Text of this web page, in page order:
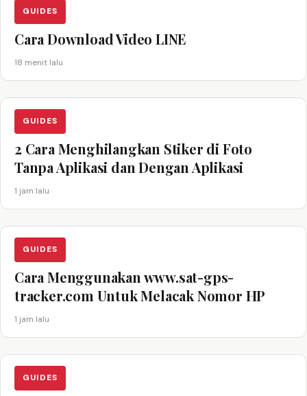
GUIDES
Cara Download Video LINE
18 menit lalu
GUIDES
2 Cara Menghilangkan Stiker di Foto
Tanpa Aplikasi dan Dengan Aplikasi
1 jam lalu
GUIDES
Cara Menggunakan www.sat-gps-
tracker.com Untuk Melacak Nomor HP
1 jam lalu
GUIDES